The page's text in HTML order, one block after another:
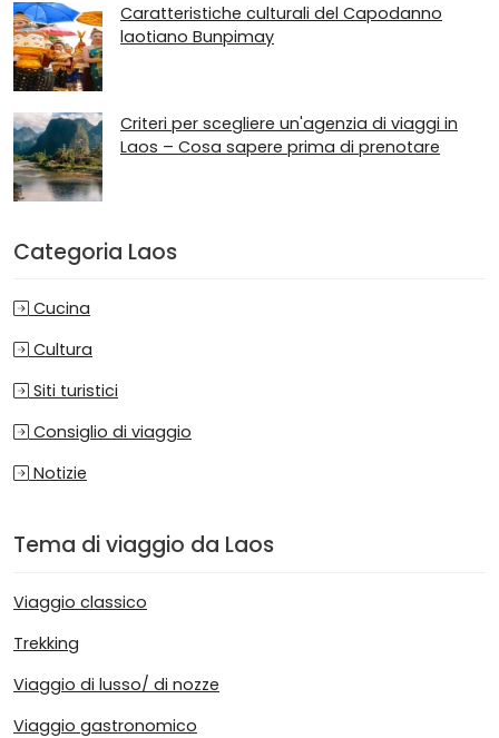
Caratteristiche culturali del Capodanno
laotiano Bunpimay
Criteri per scegliere un'agenzia di viaggi in
Laos – Cosa sapere prima di prenotare
Categoria Laos
Cucina
Cultura
Siti turistici
Consiglio di viaggio
Notizie
Tema di viaggio da Laos
Viaggio classico
Trekking
Viaggio di lusso/ di nozze
Viaggio gastronomico